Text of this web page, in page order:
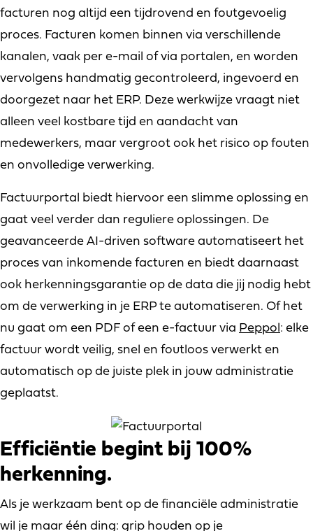
facturen nog altijd een tijdrovend en foutgevoelig
proces. Facturen komen binnen via verschillende
kanalen, vaak per e-mail of via portalen, en worden
vervolgens handmatig gecontroleerd, ingevoerd en
doorgezet naar het ERP. Deze werkwijze vraagt niet
alleen veel kostbare tijd en aandacht van
medewerkers, maar vergroot ook het risico op fouten
en onvolledige verwerking.
Factuurportal biedt hiervoor een slimme oplossing en
gaat veel verder dan reguliere oplossingen. De
geavanceerde AI-driven software automatiseert het
proces van inkomende facturen en biedt daarnaast
ook herkenningsgarantie op de data die jij nodig hebt
om de verwerking in je ERP te automatiseren. Of het
nu gaat om een PDF of een e-factuur via Peppol: elke
factuur wordt veilig, snel en foutloos verwerkt en
automatisch op de juiste plek in jouw administratie
geplaatst.
Efficiëntie begint bij 100%
herkenning.
Als je werkzaam bent op de financiële administratie
wil je maar één ding: grip houden op je